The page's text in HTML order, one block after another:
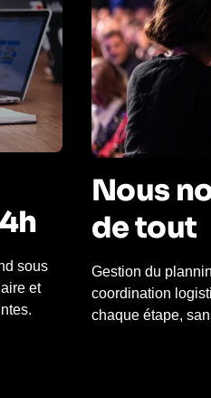
sous
et
Nous
de tout
Gestion du
coordination
chaque étape,